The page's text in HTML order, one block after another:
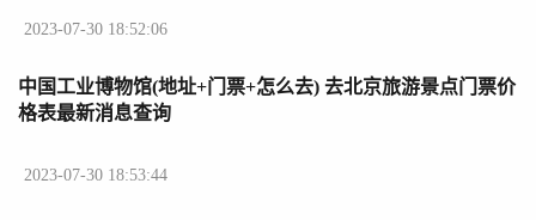
2023-07-30 18:52:06
中国工业博物馆(地址+门票+怎么去) 去北京旅游景点门票价
格表最新消息查询
2023-07-30 18:53:44